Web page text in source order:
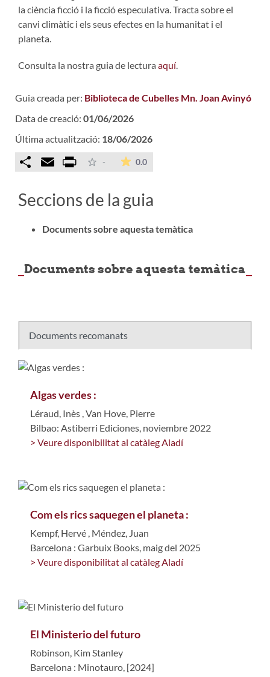
la ciència ficció i la ficció especulativa. Tracta sobre el
canvi climàtic i els seus efectes en la humanitat i el
planeta.
Consulta la nostra guia de lectura aquí
Guia creada per: Biblioteca de Cubelles Mn. Joan Avinyó
Data de creació: 01/06/2026
Última actualització: 18/06/2026
Comparteix
Email Print - 0.0La mitjana de les valoracions
Seccions de la guia
Documents sobre aquesta temàtica
Documents sobre aquesta temàtica
Documents recomanats
Algas verdes :
Léraud, Inès ,Van Hove, Pierre
Bilbao: Astiberri Ediciones, noviembre 2022
> Veure disponibilitat al catàleg Aladí
Com els rics saquegen el planeta :
Kempf, Hervé , Méndez, Juan
Barcelona : Garbuix Books, maig del 2025
> Veure disponibilitat al catàleg Aladí
El Ministerio del futuro
Robinson, Kim Stanley
Barcelona : Minotauro, [2024]